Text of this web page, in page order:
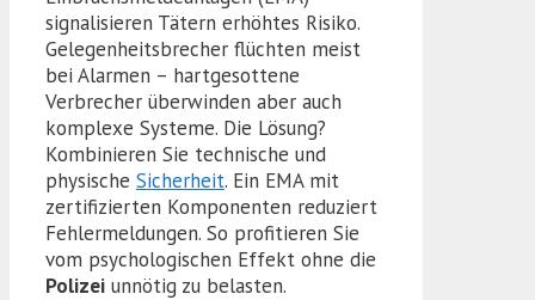
signalisieren Tätern erhöhtes Risiko.
Gelegenheitsbrecher flüchten meist
bei Alarmen – hartgesottene
Verbrecher überwinden aber auch
komplexe Systeme. Die Lösung?
Kombinieren Sie technische und
physische Sicherheit. Ein EMA mit
zertifizierten Komponenten reduziert
Fehlermeldungen. So profitieren Sie
vom psychologischen Effekt ohne die
Polizei unnötig zu belasten.